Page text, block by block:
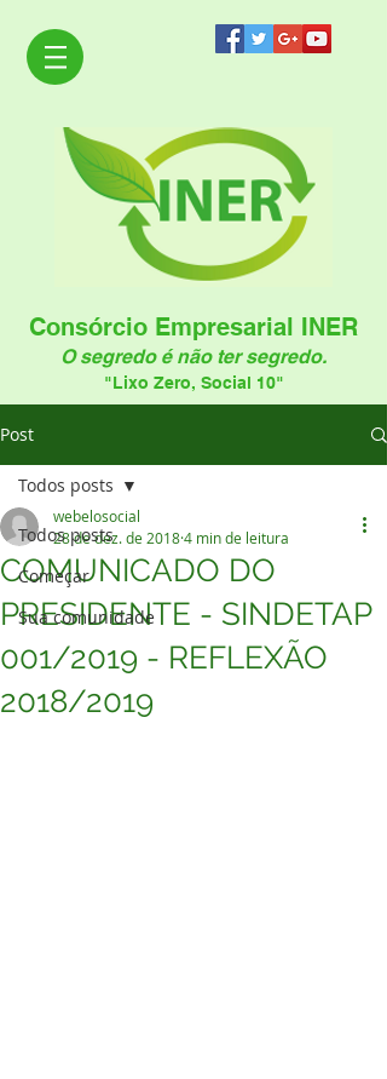
Consórcio Empresarial INER
O segredo é não ter segredo.
"Lixo Zero, Social 10"
Post
Todos posts
Começar
Sua comunidade
Todos posts
COMUNICADO DO
PRESIDENTE - SINDETAP
001/2019 - REFLEXÃO
2018/2019
webelosocial
28 de dez. de 20184 min de leitura